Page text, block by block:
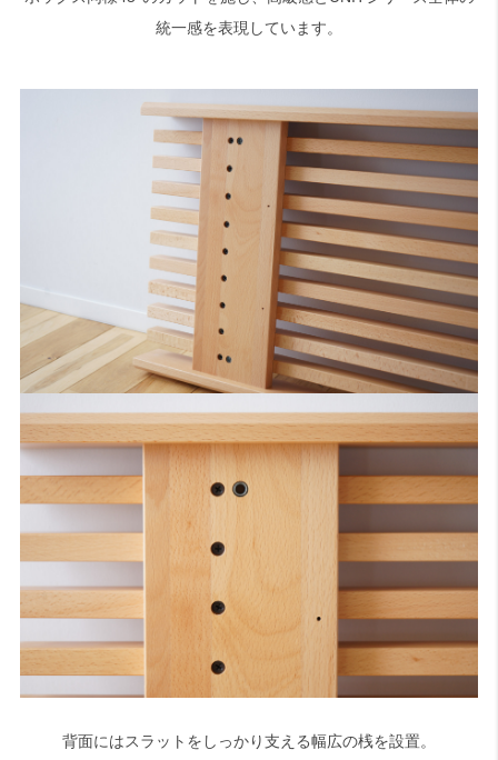
統一感を表現しています。
背面にはスラットをしっかり支える幅広の桟を設置。